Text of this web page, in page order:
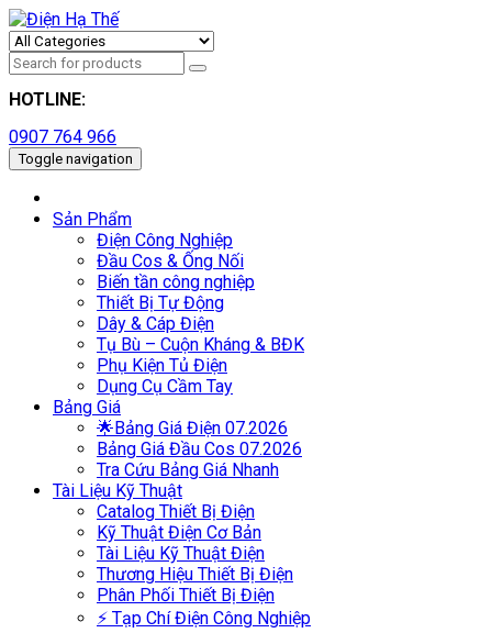
HOTLINE:
0907 764 966
Toggle navigation
Sản Phẩm
Điện Công Nghiệp
Đầu Cos & Ống Nối
Biến tần công nghiệp
Thiết Bị Tự Động
Dây & Cáp Điện
Tụ Bù – Cuộn Kháng & BĐK
Phụ Kiện Tủ Điện
Dụng Cụ Cầm Tay
Bảng Giá
🌟Bảng Giá Điện 07.2026
Bảng Giá Đầu Cos 07.2026
Tra Cứu Bảng Giá Nhanh
Tài Liệu Kỹ Thuật
Catalog Thiết Bị Điện
Kỹ Thuật Điện Cơ Bản
Tài Liệu Kỹ Thuật Điện
Thương Hiệu Thiết Bị Điện
Phân Phối Thiết Bị Điện
⚡ Tạp Chí Điện Công Nghiệp